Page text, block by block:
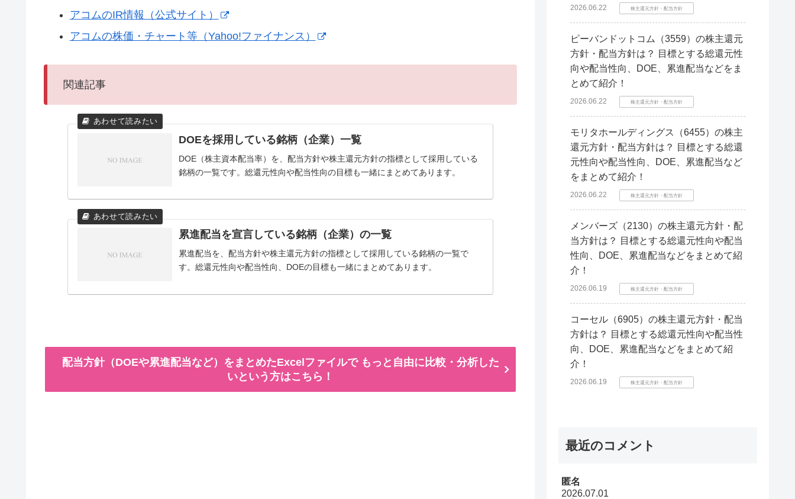
アコムのIR情報（公式サイト）
アコムの株価・チャート等（Yahoo!ファイナンス）
関連記事
DOEを採用している銘柄（企業）一覧
DOE（株主資本配当率）を、配当方針や株主還元方針の指標として採用している
銘柄の一覧です。総還元性向や配当性向の目標も一緒にまとめてあります。
累進配当を宣言している銘柄（企業）の一覧
累進配当を、配当方針や株主還元方針の指標として採用している銘柄の一覧で
す。総還元性向や配当性向、DOEの目標も一緒にまとめてあります。
配当方針（DOEや累進配当など）をまとめたExcelファイルで もっと自由に比較・分析した
いという方はこちら！
2026.06.22 株主還元方針・配当方針
ピーバンドットコム（3559）の株主還元
方針・配当方針は？ 目標とする総還元性
向や配当性向、DOE、累進配当などをま
とめて紹介！
2026.06.22 株主還元方針・配当方針
モリタホールディングス（6455）の株主
還元方針・配当方針は？ 目標とする総還
元性向や配当性向、DOE、累進配当など
をまとめて紹介！
2026.06.22 株主還元方針・配当方針
メンバーズ（2130）の株主還元方針・配
当方針は？ 目標とする総還元性向や配当
性向、DOE、累進配当などをまとめて紹
介！
2026.06.19 株主還元方針・配当方針
コーセル（6905）の株主還元方針・配当
方針は？ 目標とする総還元性向や配当性
向、DOE、累進配当などをまとめて紹
介！
2026.06.19 株主還元方針・配当方針
最近のコメント
匿名
2026.07.01